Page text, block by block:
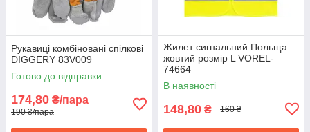
Рукавиці комбіновані спілкові
DIGGERY 83V009
Готово до відправки
174,80 ₴/пара
190 ₴/пара
Жилет сигнальний Польща
жовтий розмір L VOREL-
74664
В наявності
148,80 ₴ 160 ₴